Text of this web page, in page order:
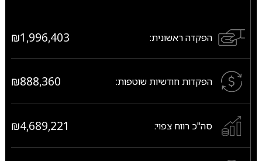
הפקדה ראשונית: ₪1,996,403
הפקדות חודשיות שוטפות: ₪888,360
סה"כ רווח צפוי: ₪4,689,221